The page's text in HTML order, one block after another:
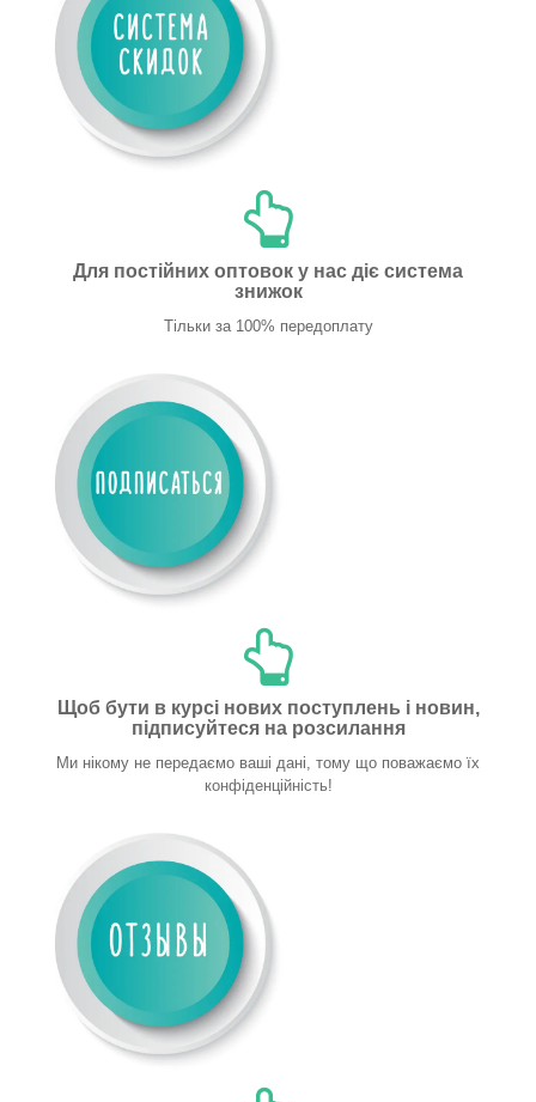
Для постійних оптовок у нас діє система
знижок
Тільки за 100% передоплату
Щоб бути в курсі нових поступлень і новин,
підписуйтеся на розсилання
Ми нікому не передаємо ваші дані, тому що поважаємо їх
конфіденційність!